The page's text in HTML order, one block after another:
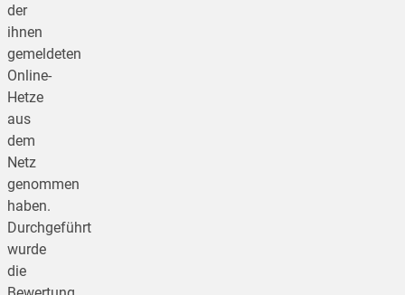
der
ihnen
gemeldeten
Online-
Hetze
aus
dem
Netz
genommen
haben.
Durchgeführt
wurde
die